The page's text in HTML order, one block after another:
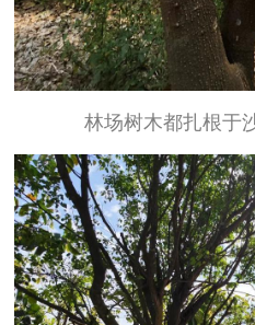
林场树木都扎根于